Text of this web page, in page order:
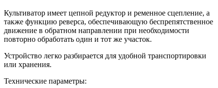
Культиватор имеет цепной редуктор и ременное сцепление, а
также функцию реверса, обеспечивающую беспрепятственное
движение в обратном направлении при необходимости
повторно обработать один и тот же участок.
Устройство легко разбирается для удобной транспортировки
или хранения.
Технические параметры: